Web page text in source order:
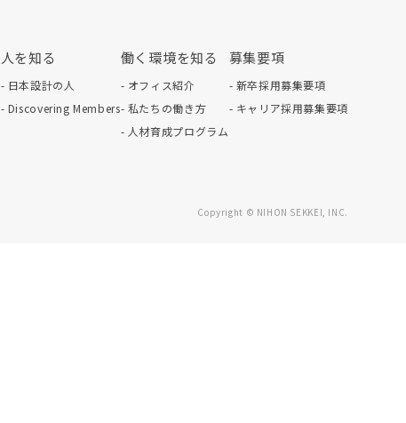
人を知る
- 日本設計の人
- Discovering Members
働く環境を知る
- オフィス紹介
- 私たちの働き方
- 人材育成プログラム
募集要項
- 新卒採用募集要項
- キャリア採用募集要項
Copyright © NIHON SEKKEI, INC.